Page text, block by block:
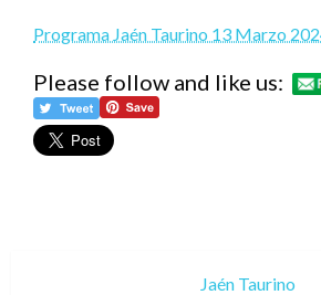
Programa Jaén Taurino 13 Marzo
Please follow and like us:
Jaén Taurino